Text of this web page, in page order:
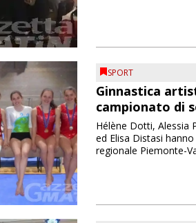
SPORT
Ginnastica
campionato di
Hélène Dotti, Alessia
ed Elisa Distasi
regionale Piemonte-